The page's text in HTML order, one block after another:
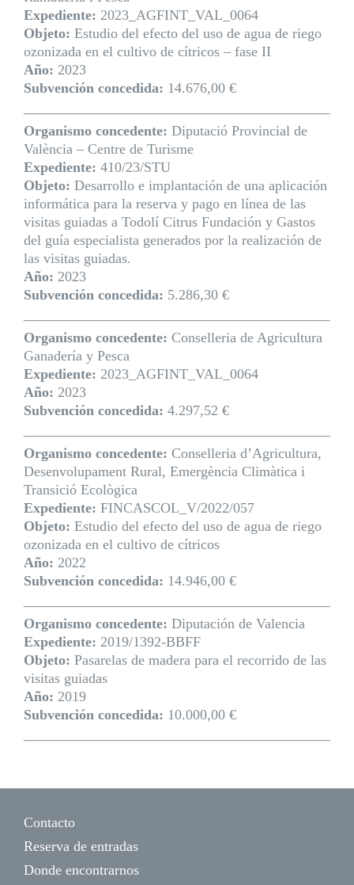
Expediente: 2023_AGFINT_VAL_0064
Objeto: Estudio del efecto del uso de agua de riego
ozonizada en el cultivo de cítricos – fase II
Año: 2023
Subvención concedida: 14.676,00 €
Organismo concedente: Diputació Provincial de
València – Centre de Turisme
Expediente: 410/23/STU
Objeto: Desarrollo e implantación de una aplicación
informática para la reserva y pago en línea de las
visitas guiadas a Todolí Citrus Fundación y Gastos
del guía especialista generados por la realización de
las visitas guiadas.
Año: 2023
Subvención concedida: 5.286,30 €
Organismo concedente: Conselleria de Agricultura
Ganadería y Pesca
Expediente: 2023_AGFINT_VAL_0064
Año: 2023
Subvención concedida: 4.297,52 €
Organismo concedente: Conselleria d’Agricultura,
Desenvolupament Rural, Emergència Climàtica i
Transició Ecològica
Expediente: FINCASCOL_V/2022/057
Objeto: Estudio del efecto del uso de agua de riego
ozonizada en el cultivo de cítricos
Año: 2022
Subvención concedida: 14.946,00 €
Organismo concedente: Diputación de Valencia
Expediente: 2019/1392-BBFF
Objeto: Pasarelas de madera para el recorrido de las
visitas guiadas
Año: 2019
Subvención concedida: 10.000,00 €
Contacto
Reserva de entradas
Donde encontrarnos